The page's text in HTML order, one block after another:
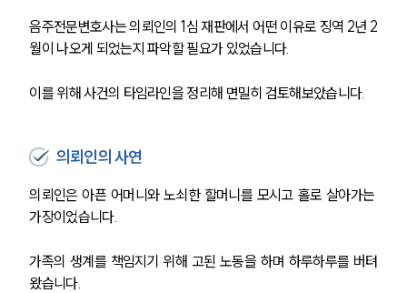
음주전문변호사는 의뢰인의 1심 재판에서 어떤 이유로 징역 2년 2
월이 나오게 되었는지 파악할 필요가 있었습니다.
이를 위해 사건의 타임라인을 정리해 면밀히 검토해보았습니다.
의뢰인의 사연
의뢰인은 아픈 어머니와 노쇠한 할머니를 모시고 홀로 살아가는
가장이었습니다.
가족의 생계를 책임지기 위해 고된 노동을 하며 하루하루를 버텨
왔습니다.